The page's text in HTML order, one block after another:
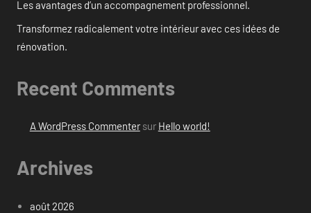
Les avantages d’un accompagnement professionnel.
Transformez radicalement votre intérieur avec ces idées de
rénovation.
Recent Comments
A WordPress Commentersur Hello world!
Archives
août 2026